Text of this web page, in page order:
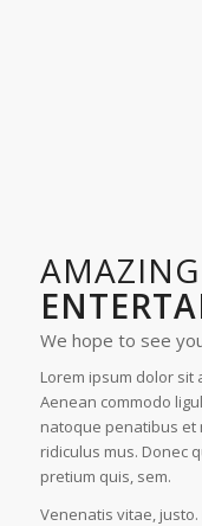
We hope to see
Lorem ipsum dolor sit
Aenean commodo
natoque penatibus et
ridiculus mus. Donec
pretium quis, sem.
Venenatis vitae,